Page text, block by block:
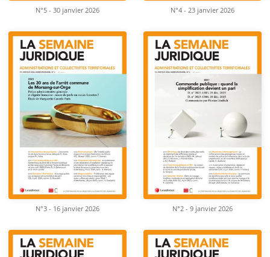
N°5 - 30 janvier 2026 N°4 - 23 janvier 2026
N°3 - 16 janvier 2026 N°2 - 9 janvier 2026